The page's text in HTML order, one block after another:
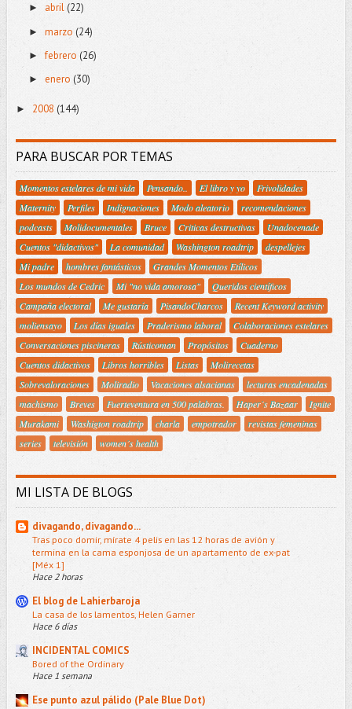
► abril(22)
► marzo (24)
►febrero (26)
► enero (30)
► 2008 (144)
PARA BUSCAR POR TEMAS
Momentos estelares de mi vida Pensando.. El libro y yo
Frivolidades
Maternity
Perfiles Indignaciones Modo aleatorio
recomendaciones
podcasts
Molidocumentales Bruce Criticas destructivas
Unadocenade
Cuentos "didactivos"
La comunidad Washington roadtrip
despellejes
Mi padre
hombres fantásticos
Grandes Momentos Etílicos
Los mundos de Cedric
Mi "no vida amorosa"
Queridos científicos
Campaña electoral
Me gustaría PisandoCharcos
Recent Keyword activity
moliensayo
Los días iguales Praderismo laboral
Colaboraciones estelares
Conversaciones piscineras
Rústicoman Propósitos
Cuaderno
Cuentos didactivos
Libros horribles Listas
Molirecetas
Sobrevaloraciones
Moliradio Vacaciones alsacianas
lecturas encadenadas
machismo
Breves Fuerteventura en 500 palabras. Haper´s Bazaar
Ignite
Murakami
Washigton roadtrip charla empotrador
revistas femeninas
series
televisión women´s health
MI LISTA DE BLOGS
divagando, divagando...
Tras poco domir, mírate 4 pelis en las 12 horas de avión y
termina en la cama esponjosa de un apartamento de ex-pat
[Méx 1]
Hace 2 horas
El blog de Lahierbaroja
La casa de los lamentos, Helen Garner
Hace 6 días
INCIDENTAL COMICS
Bored of the Ordinary
Hace 1 semana
Ese punto azul pálido (Pale Blue Dot)